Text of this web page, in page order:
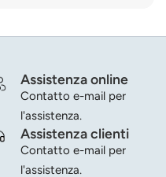
Assistenza online
Contatto e-mail per
l'assistenza.
Assistenza clienti
Contatto e-mail per
l'assistenza.